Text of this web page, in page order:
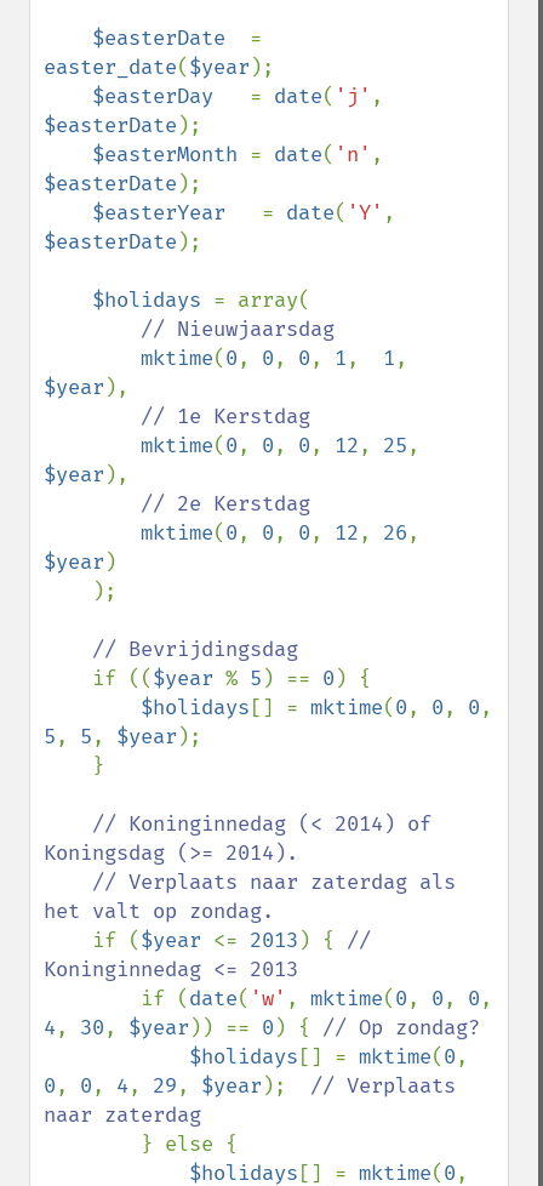
$easterDate
easter_date($year );
$easterDay = date( 'j'
$easterDate );
$easterMonth = date( 'n'
$easterDate );
$easterYear = date( 'Y'
$easterDate );
$holidays = array(
// Nieuwjaarsdag
mktime(0, 0, 0, 1, 1
$year ),
// 1e Kerstdag
mktime(0, 0, 0, 12, 25
$year ),
// 2e Kerstdag
mktime(0, 0, 0, 12, 26
$year )
// Bevrijdingsdag
if (($year % 5 ) == 0 ) {
$holidays [] = mktime(0, 0, 0
5, 5, $year );
// Koninginnedag (< 2014) of
Koningsdag (>= 2014).
het valt op zondag.
if ($year <= 2013 ) { //
Koninginnedag <= 2013
if (date( 'w' , mktime(0, 0, 0
4, 30, $year )) == 0 ) { // Op zondag?
$holidays [] = mktime(0
0, 0, 4, 29, $year ); // Verplaats
naar zaterdag
} else {
$holidays [] = mktime(0